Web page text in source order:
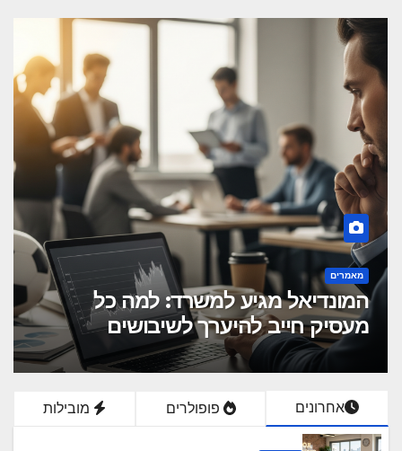
מאמרים
סערה ברמת הגולן: השיעור שכל
מעסיק חייב ללמוד מקריסת פרויקט
הטורבינות
אחרונים פופולרים מובילות